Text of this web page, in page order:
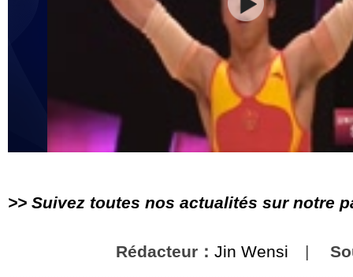
>> Suivez toutes nos actualités sur notre
Rédacteur： Jin Wensi |